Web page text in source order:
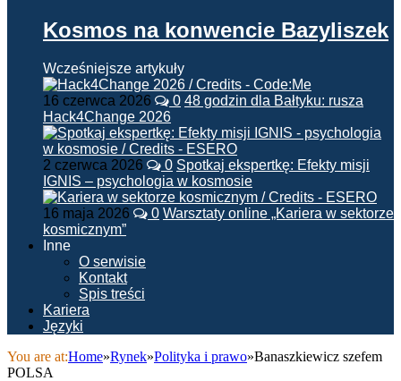
Kosmos na konwencie Bazyliszek
Wcześniejsze artykuły
16 czerwca 2026 0 48 godzin dla Bałtyku: rusza
Hack4Change 2026
2 czerwca 2026 0 Spotkaj ekspertkę: Efekty misji
IGNIS – psychologia w kosmosie
16 maja 2026 0 Warsztaty online „Kariera w sektorze
kosmicznym”
Inne
O serwisie
Kontakt
Spis treści
Kariera
Języki
You are at:Home»Rynek»Polityka i prawo»Banaszkiewicz szefem
POLSA